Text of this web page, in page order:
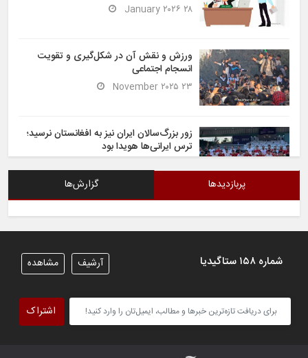
۲۸ January ۲۰۲۶
ورزش و نقش آن در شکل‌گیری و تقویت
انسجام اجتماعی
۲۳ November ۲۰۲۵
زور بزرگ‌سالان ایران نیز به افغانستان نرسید؛
ترس ایرانی‌ها هویدا بود
پیروزی قاطع در برابر تاجیکستان محکم
برداشت
پربازدیدها گزارش‌ها
شماره ۱۵۸ ستاگیدیا مشاهده آرشیف
اشتراک